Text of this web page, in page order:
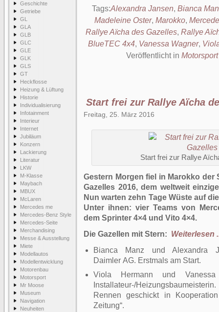
Geschichte
Getriebe
GL
GLA
GLB
GLC
GLE
GLK
GLS
GT
Heckflosse
Heizung & Lüftung
Historie
Individualisierung
Infotainment
Interieur
Internet
Jubiläum
Konzern
Lackierung
Literatur
LKW
M-Klasse
Maybach
MBUX
McLaren
Mercedes me
Mercedes-Benz Style
Mercedes-Seite
Merchandising
Messe & Ausstellung
Miete
Modellautos
Modellentwicklung
Motorenbau
Motorsport
Mr Moose
Museum
Navigation
Neuheiten
Tags:Alexandra Jansen, Bianca
Madeleine Oster, Marokko,
Rallye Aïcha des Gazelles, Rallye
BlueTEC 4x4, Vanessa Wagner,
Veröffentlicht in Motorsport
Start frei zur Rallye Aïcha
Freitag, 25. März 2016
Start frei zur Rallye
Gestern Morgen fiel in Marokko
Gazelles 2016, dem weltweit
Nun warten zehn Tage Wüste auf
Unter ihnen: vier Teams von
dem Sprinter 4×4 und Vito 4×4.
Die Gazellen mit Stern: Weiterlesen
Bianca Manz und Alexandra
Daimler AG. Erstmals am Start.
Viola Hermann und Vanessa
Installateur-/
Rennen geschickt in
Zeitung“.